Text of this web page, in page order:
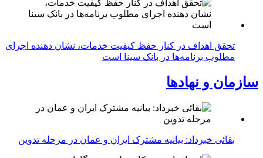
تحقق اهداف در کنار حفظ کیفیت خدمات، نشان دهنده اجرای
مطلوب برنامه‌ها در بانک سینا است
سازمان و نهادها
بقائی خبرداد: بیانیه مشترک ایران و عمان در مرحله تدوین